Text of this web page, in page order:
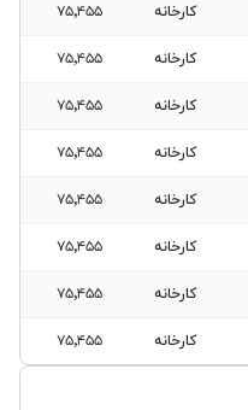
کارخانه ۷۵٬۴۵۵
کارخانه ۷۵٬۴۵۵
کارخانه ۷۵٬۴۵۵
کارخانه ۷۵٬۴۵۵
کارخانه ۷۵٬۴۵۵
کارخانه ۷۵٬۴۵۵
کارخانه ۷۵٬۴۵۵
کارخانه ۷۵٬۴۵۵